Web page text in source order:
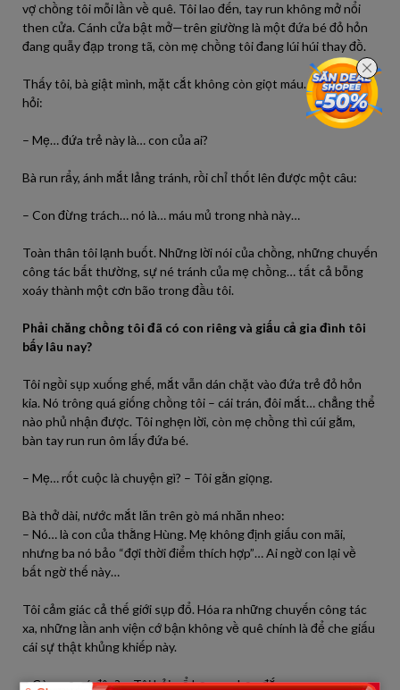
vợ chồng tôi mỗi lần về quê. Tôi lao đến, tay run không mở nổi
then cửa. Cánh cửa bật mở—trên giường là một đứa bé đỏ hỏn
đang quẫy đạp trong tã, còn mẹ chồng tôi đang lúi húi thay đồ.
Thấy tôi, bà giật mình, mặt cắt không còn giọt máu. Tôi lắp bắp
hỏi:
– Mẹ… đứa trẻ này là… con của ai?
Bà run rẩy, ánh mắt lảng tránh, rồi chỉ thốt lên được một câu:
– Con đừng trách… nó là… máu mủ trong nhà này…
Toàn thân tôi lạnh buốt. Những lời nói của chồng, những chuyến
công tác bất thường, sự né tránh của mẹ chồng… tất cả bỗng
xoáy thành một cơn bão trong đầu tôi.
Phải chăng chồng tôi đã có con riêng và giấu cả gia đình tôi
bấy lâu nay?
Tôi ngồi sụp xuống ghế, mắt vẫn dán chặt vào đứa trẻ đỏ hỏn
kia. Nó trông quá giống chồng tôi – cái trán, đôi mắt… chẳng thể
nào phủ nhận được. Tôi nghẹn lời, còn mẹ chồng thì cúi gằm,
bàn tay run run ôm lấy đứa bé.
– Mẹ… rốt cuộc là chuyện gì? – Tôi gằn giọng.
Bà thở dài, nước mắt lăn trên gò má nhăn nheo:
– Nó… là con của thằng Hùng. Mẹ không định giấu con mãi,
nhưng ba nó bảo “đợi thời điểm thích hợp”… Ai ngờ con lại về
bất ngờ thế này…
Tôi cảm giác cả thế giới sụp đổ. Hóa ra những chuyến công tác
xa, những lần anh viện cớ bận không về quê chính là để che giấu
cái sự thật khủng khiếp này.
– Còn mẹ nó đâu? – Tôi hỏi, cổ họng nghẹn đắng.